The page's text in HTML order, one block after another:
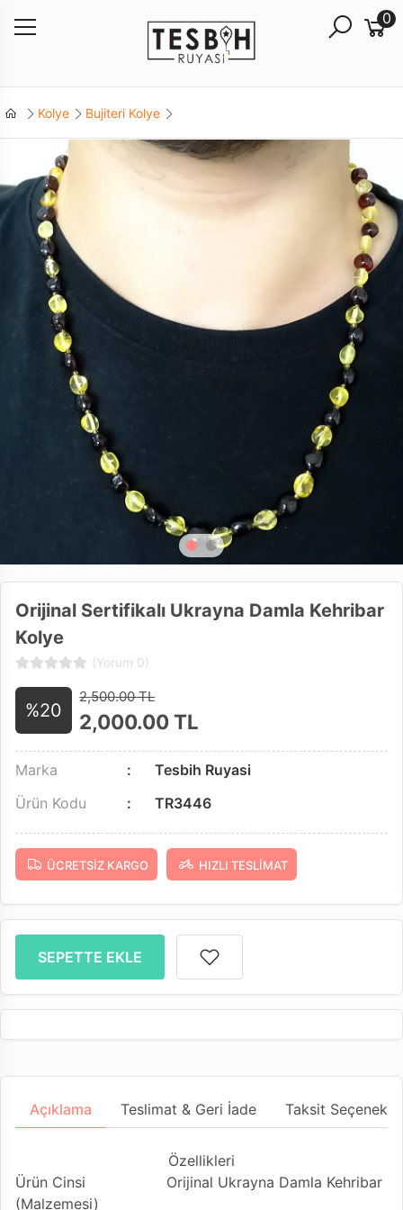
0
Kolye Bujiteri Kolye
Orijinal Sertifikalı Ukrayna Damla Kehribar
Kolye
(Yorum 0)
%20
2,500.00 TL
2,000.00TL
Marka
Tesbih Ruyasi
Ürün Kodu
TR3446
ÜCRETSIZ KARGO HIZLI TESLIMAT
SEPETTE EKLE
Açıklama Teslimat & Geri İade Taksit
Özellikleri
Ürün Cinsi
(Malzemesi)
Orijinal Ukrayna Damla Kehribar